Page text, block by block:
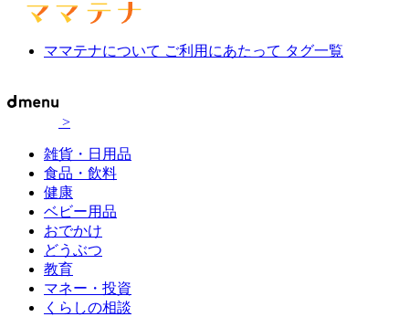
ママテナについて ご利用にあたって タグ一覧
>
雑貨・日用品
食品・飲料
健康
ベビー用品
おでかけ
どうぶつ
教育
マネー・投資
くらしの相談